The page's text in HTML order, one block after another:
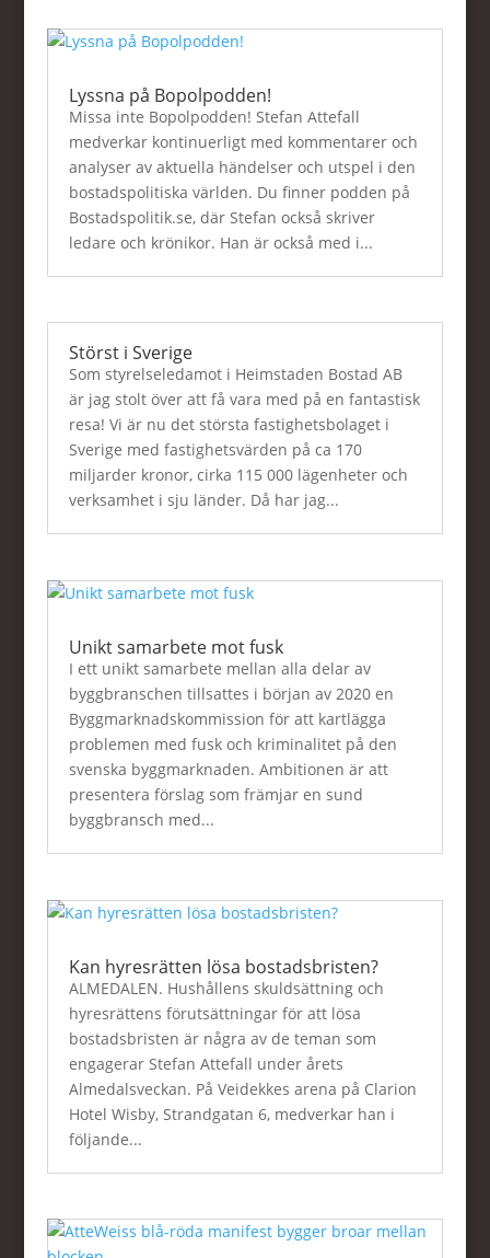
Lyssna på Bopolpodden!
Missa inte Bopolpodden! Stefan Attefall
medverkar kontinuerligt med kommentarer och
analyser av aktuella händelser och utspel i den
bostadspolitiska världen. Du finner podden på
Bostadspolitik.se, där Stefan också skriver
ledare och krönikor. Han är också med i...
Störst i Sverige
Som styrelseledamot i Heimstaden Bostad AB
är jag stolt över att få vara med på en fantastisk
resa! Vi är nu det största fastighetsbolaget i
Sverige med fastighetsvärden på ca 170
miljarder kronor, cirka 115 000 lägenheter och
verksamhet i sju länder. Då har jag...
Unikt samarbete mot fusk
I ett unikt samarbete mellan alla delar av
byggbranschen tillsattes i början av 2020 en
Byggmarknadskommission för att kartlägga
problemen med fusk och kriminalitet på den
svenska byggmarknaden. Ambitionen är att
presentera förslag som främjar en sund
byggbransch med...
Kan hyresrätten lösa bostadsbristen?
ALMEDALEN. Hushållens skuldsättning och
hyresrättens förutsättningar för att lösa
bostadsbristen är några av de teman som
engagerar Stefan Attefall under årets
Almedalsveckan. På Veidekkes arena på Clarion
Hotel Wisby, Strandgatan 6, medverkar han i
följande...